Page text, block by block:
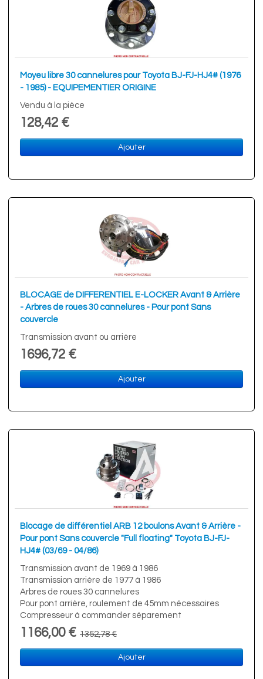
Moyeu libre 30 cannelures pour Toyota BJ-FJ-HJ4# (1976
- 1985) - EQUIPEMENTIER ORIGINE
Vendu à la pièce
128,42 €
Ajouter
BLOCAGE de DIFFERENTIEL E-LOCKER Avant & Arrière
- Arbres de roues 30 cannelures - Pour pont Sans
couvercle
Transmission avant ou arrière
1696,72 €
Ajouter
Blocage de différentiel ARB 12 boulons Avant & Arrière -
Pour pont Sans couvercle "Full floating" Toyota BJ-FJ-
HJ4# (03/69 - 04/86)
Transmission avant de 1969 à 1986
Transmission arrière de 1977 à 1986
Arbres de roues 30 cannelures
Pour pont arrière, roulement de 45mm nécessaires
Compresseur à commander séparement
1166,00 € 1352,78 €
Ajouter